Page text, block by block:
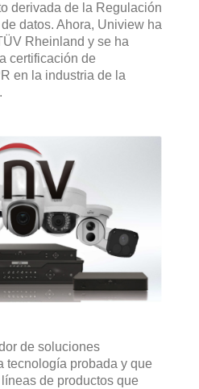
derivada de la Regulación
datos. Ahora, Uniview ha
Rheinland y se ha
certificación de
en la industria de la
de soluciones
tecnología probada y que
de productos que